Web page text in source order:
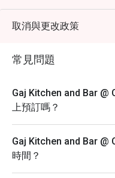
其他折扣、現金券或
同時使用。* 不允許
過90分鐘。* 必須提
取消與更改政策
常見問題
Gaj Kitchen and Bar
上預訂嗎？
Gaj Kitchen and Bar
時間？